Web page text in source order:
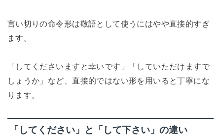
言い切りの命令形は敬語として使うにはやや直接的すぎ
ます。
「してくださいますと幸いです」「していただけますで
しょうか」など、直接的ではない形を用いると丁寧にな
ります。
「してください」と「して下さい」の違い